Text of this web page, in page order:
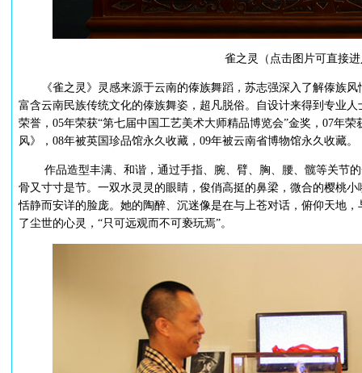
雀之灵（点击图片可直接
《雀之灵》灵感来源于云南的傣族舞蹈，苏志强深入了解傣族风
富含云南民族传统文化的傣族舞姿，超凡脱俗。自设计来得到专业
荣誉，05年荣获“第七届中国工艺美术大师精品博览会”金奖，07年
风》，08年被英国珍品馆永久收藏，09年被云南省博物馆永久收藏。
作品造型丰满、和谐，通过手指、腕、臂、胸、腰、髋等关节的
骨又寸寸是节。一双水灵灵的眼睛，俊俏高挺的鼻梁，微合的樱桃
恬静而安详的脸庞。她的陶醉、沉迷像是在与上苍对话，俯仰天地
了尘世的心灵，“只可远观而不可亵玩焉”。